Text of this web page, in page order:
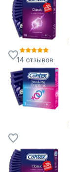
14отзывов